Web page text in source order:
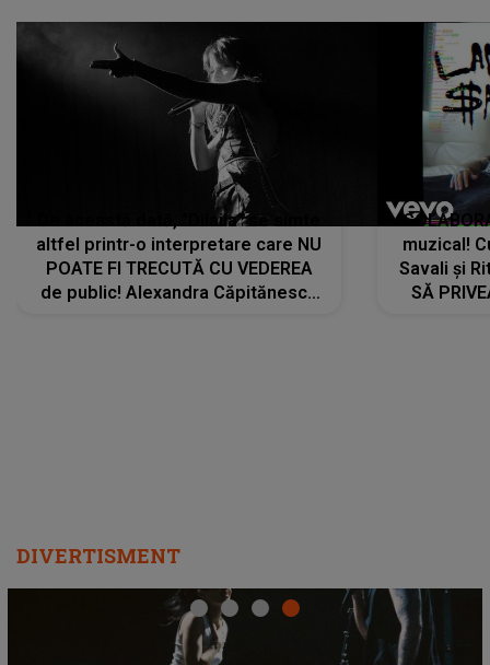
De această dată, "Dilaila" se simte
altfel printr-o interpretare care NU
POATE FI TRECUTĂ CU VEDEREA
de public! Alexandra Căpitănescu
muzical!
Savali și
SĂ
DIVERTISMENT